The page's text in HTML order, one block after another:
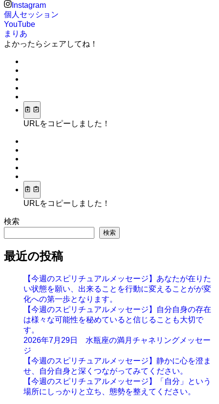
Instagram
個人セッション
YouTube
まりあ
よかったらシェアしてね！
URLをコピーしました！
URLをコピーしました！
検索
検索
最近の投稿
【今週のスピリチュアルメッセージ】あなたが在りた
い状態を願い、出来ることを行動に変えることがが変
化への第一歩となります。
【今週のスピリチュアルメッセージ】自分自身の存在
は様々な可能性を秘めていると信じることも大切で
す。
2026年7月29日 水瓶座の満月チャネリングメッセー
ジ
【今週のスピリチュアルメッセージ】静かに心を澄ま
せ、自分自身と深くつながってみてください。
【今週のスピリチュアルメッセージ】「自分」という
場所にしっかりと立ち、態勢を整えてください。